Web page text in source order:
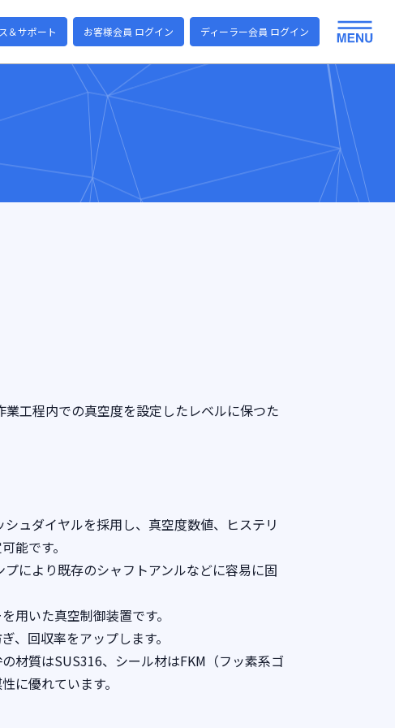
＆サポート お客様会員 ログイン ディーラー会員 ログイン
業工程内での真空度を設定したレベルに保つた
ュダイヤルを採用し、真空度数値、ヒステリ
能です。
により既存のシャフトアンルなどに容易に固
用いた真空制御装置です。
、回収率をアップします。
材質はSUS316、シール材はFKM（フッ素系ゴ
に優れています。